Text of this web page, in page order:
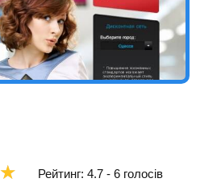
☆ Рейтинг: 4.7 -6 голосів